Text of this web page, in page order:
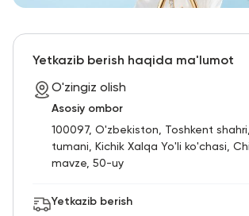
Yetkazib berish haqida ma'lumot
O'zingiz olish
Asosiy ombor
100097, O'zbekiston, Toshkent
tumani, Kichik Xalqa Yo'li ko'chasi,
mavze, 50-uy
Yetkazib berish